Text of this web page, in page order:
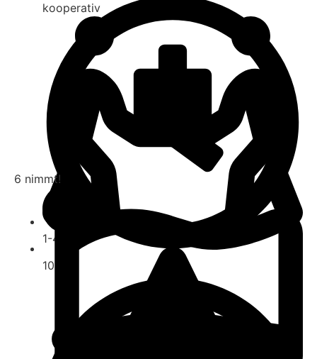
10-30
kooperativ
1-4
6 nimmt!